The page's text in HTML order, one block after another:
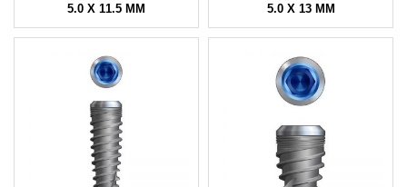
5.0 X 11.5 MM
5.0 X 13 MM